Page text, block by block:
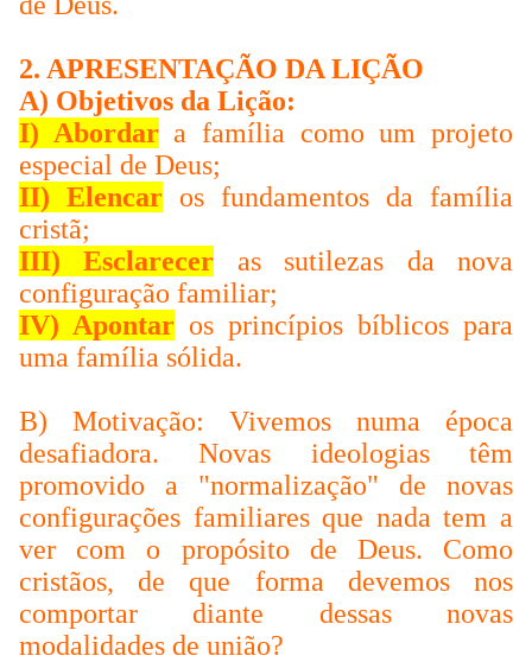
2. APRESENTAÇÃO DA LIÇÃO
A) Objetivos da Lição:
I) Abordar a família como um projeto
especial de Deus;
II) Elencar os fundamentos da família
cristã;
III) Esclarecer as sutilezas da nova
configuração familiar;
IV) Apontar os princípios bíblicos para
uma família sólida.
B) Motivação: Vivemos numa época
desafiadora. Novas ideologias têm
promovido a "normalização" de novas
configurações familiares que nada tem a
ver com o propósito de Deus. Como
cristãos, de que forma devemos nos
comportar diante dessas novas
modalidades de união?